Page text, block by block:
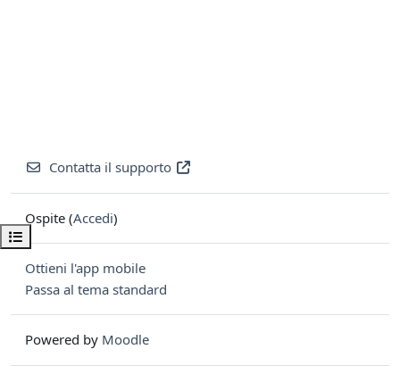
Apri indice del corso
Contatta il supporto
Ospite (Accedi)
Ottieni l'app mobile
Passa al tema standard
Powered by Moodle